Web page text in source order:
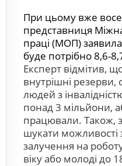
При цьому вже
представниця
праці (МОП)
буде потрібно 8,6-
Експерт відмітив,
внутрішні
людей з
понад 3 мільйони,
працювали. Також,
шукати можливості
залучення на
віку або молоді до